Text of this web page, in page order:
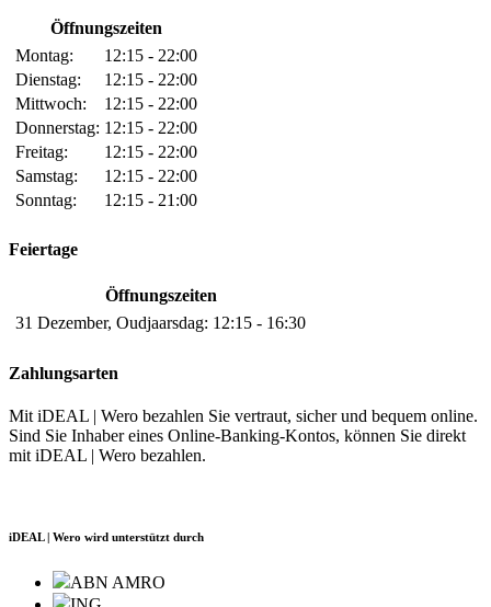
Öffnungszeiten
Montag:
12:15 - 22:00
Dienstag:
12:15 - 22:00
Mittwoch:
12:15 - 22:00
Donnerstag: 12:15 - 22:00
Freitag:
12:15 - 22:00
Samstag:
12:15 - 22:00
Sonntag:
12:15 - 21:00
Feiertage
Öffnungszeiten
31 Dezember, Oudjaarsdag: 12:15 - 16:30
Zahlungsarten
Mit iDEAL | Wero bezahlen Sie vertraut, sicher und bequem online.
Sind Sie Inhaber eines Online-Banking-Kontos, können Sie direkt
mit iDEAL | Wero bezahlen.
iDEAL | Wero wird unterstützt durch
ABN AMRO